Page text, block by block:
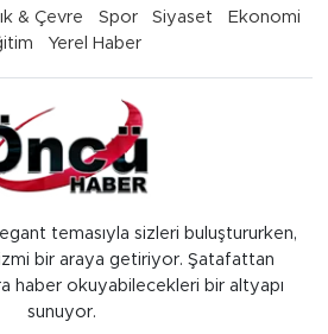
& Çevre Spor Siyaset
Ekonomi
Yerel Haber
temasıyla sizleri buluştururken,
bir araya getiriyor. Şatafattan
haber okuyabilecekleri bir altyapı
sunuyor.